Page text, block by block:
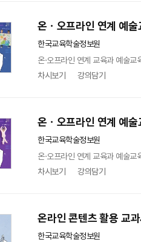
온ㆍ오프라인 연계 예
한국교육학술정보원
온·오프라인 연계 교육과 예술
차시보기
강의담기
온ㆍ오프라인 연계 예
한국교육학술정보원
온·오프라인 연계 교육과 예술
차시보기
강의담기
온라인 콘텐츠 활용 교
한국교육학술정보원